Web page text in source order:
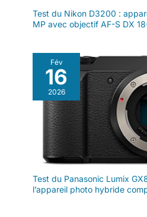
Test du Nikon D3200 :
MP avec objectif AF-S DX
Fév
16
2026
Test du Panasonic Lumix
l’appareil photo hybride